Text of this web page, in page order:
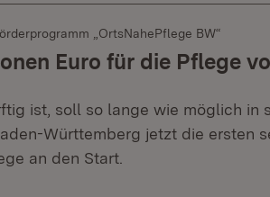
„OrtsNahePflege BW“
Euro für die Pflege
ist, soll so lange wie möglich in
Württemberg jetzt die ersten
an den Start.